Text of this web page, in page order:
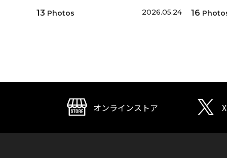
13 Photos 2026.05.24 16
オンラインストア X